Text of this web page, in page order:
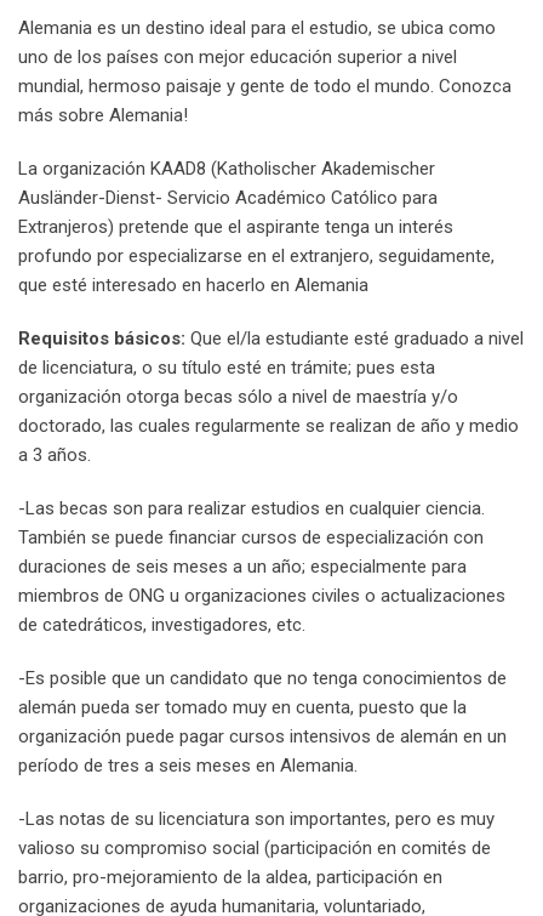
Alemania es un destino ideal para el estudio, se ubica como
uno de los países con mejor educación superior a nivel
mundial, hermoso paisaje y gente de todo el mundo. Conozca
más sobre Alemania!
La organización KAAD8 (Katholischer Akademischer
Ausländer-Dienst- Servicio Académico Católico para
Extranjeros) pretende que el aspirante tenga un interés
profundo por especializarse en el extranjero, seguidamente,
que esté interesado en hacerlo en Alemania
Requisitos básicos: Que el/la estudiante esté graduado a nivel
de licenciatura, o su título esté en trámite; pues esta
organización otorga becas sólo a nivel de maestría y/o
doctorado, las cuales regularmente se realizan de año y medio
a 3 años.
-Las becas son para realizar estudios en cualquier ciencia.
También se puede financiar cursos de especialización con
duraciones de seis meses a un año; especialmente para
miembros de ONG u organizaciones civiles o actualizaciones
de catedráticos, investigadores, etc.
-Es posible que un candidato que no tenga conocimientos de
alemán pueda ser tomado muy en cuenta, puesto que la
organización puede pagar cursos intensivos de alemán en un
período de tres a seis meses en Alemania.
-Las notas de su licenciatura son importantes, pero es muy
valioso su compromiso social (participación en comités de
barrio, pro-mejoramiento de la aldea, participación en
organizaciones de ayuda humanitaria, voluntariado,